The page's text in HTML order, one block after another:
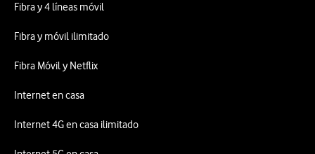
Fibra y 4 líneas móvil
Fibra y móvil ilimitado
Fibra Móvil y Netflix
Internet en casa
Internet 4G en casa ilimitado